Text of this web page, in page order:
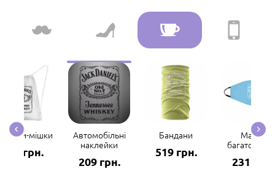
мішки
298 грн.
Автомобільні
наклейки
209 грн.
Бандани
519 грн.
Маски
231 грн.